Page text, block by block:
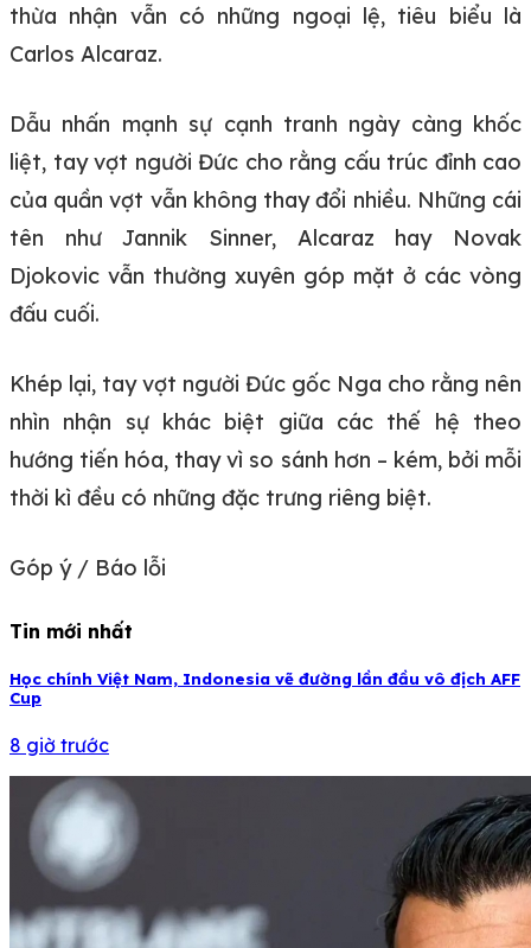
thừa nhận vẫn có những ngoại lệ, tiêu biểu là
Carlos Alcaraz.
Dẫu nhấn mạnh sự cạnh tranh ngày càng khốc
liệt, tay vợt người Đức cho rằng cấu trúc đỉnh cao
của quần vợt vẫn không thay đổi nhiều. Những cái
tên như Jannik Sinner, Alcaraz hay Novak
Djokovic vẫn thường xuyên góp mặt ở các vòng
đấu cuối.
Khép lại, tay vợt người Đức gốc Nga cho rằng nên
nhìn nhận sự khác biệt giữa các thế hệ theo
hướng tiến hóa, thay vì so sánh hơn – kém, bởi mỗi
thời kì đều có những đặc trưng riêng biệt.
Góp ý / Báo lỗi
Tin mới nhất
Học chính Việt Nam, Indonesia vẽ đường lần đầu vô địch AFF
Cup
8 giờ trước